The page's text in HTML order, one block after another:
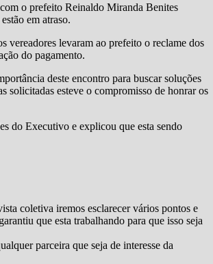
o prefeito Reinaldo Miranda Benites
em atraso.
vereadores levaram ao prefeito o reclame dos
do pagamento.
deste encontro para buscar soluções
solicitadas esteve o compromisso de honrar os
do Executivo e explicou que esta sendo
coletiva iremos esclarecer vários pontos e
que esta trabalhando para que isso seja
parceira que seja de interesse da